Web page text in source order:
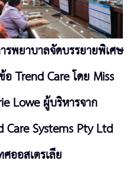
รพยาบาลจัดบรรยายพิเศษ
อ Trend Care โดย Miss
Lowe ผู้บริหารจาก
Care Systems Pty Ltd
ออสเตรเลีย